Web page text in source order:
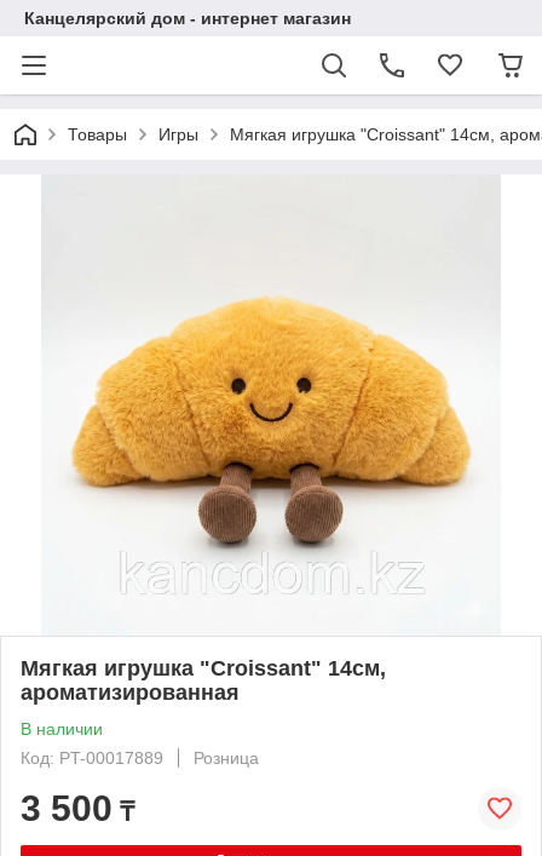
Канцелярский дом - интернет магазин
Товары Игры Мягкая игрушка "Croissant" 14см,
Мягкая игрушка "Croissant" 14см,
ароматизированная
В наличии
Код: PT-00017889
Розница
3 500 ₸